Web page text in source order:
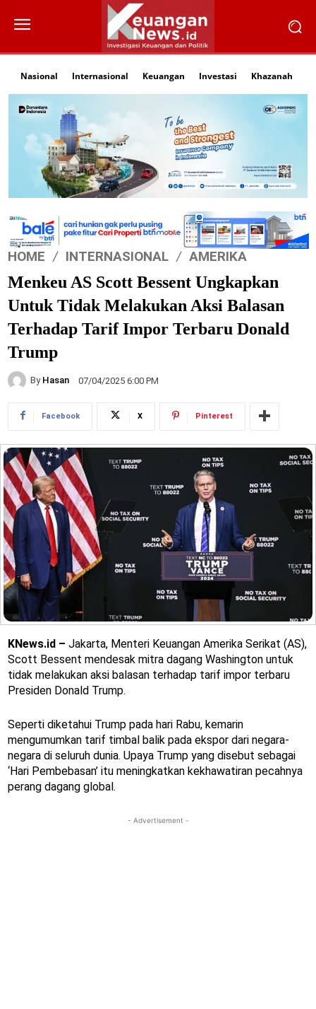
Nasional Internasional Keuangan Investasi Khazanah
HOME INTERNASIONAL AMERIKA
Menkeu AS Scott Bessent Ungkapkan
Untuk Tidak Melakukan Aksi Balasan
Terhadap Tarif Impor Terbaru Donald
Trump
By Hasan 07/04/2025 6:00 PM
Facebook X Pinterest
KNews.id – Jakarta, Menteri Keuangan Amerika Serikat (AS),
Scott Bessent mendesak mitra dagang Washington untuk
tidak melakukan aksi balasan terhadap tarif impor terbaru
Presiden Donald Trump.
Seperti diketahui Trump pada hari Rabu, kemarin
mengumumkan tarif timbal balik pada ekspor dari negara-
negara di seluruh dunia. Upaya Trump yang disebut sebagai
‘Hari Pembebasan’ itu meningkatkan kekhawatiran pecahnya
perang dagang global.
- Advertisement -